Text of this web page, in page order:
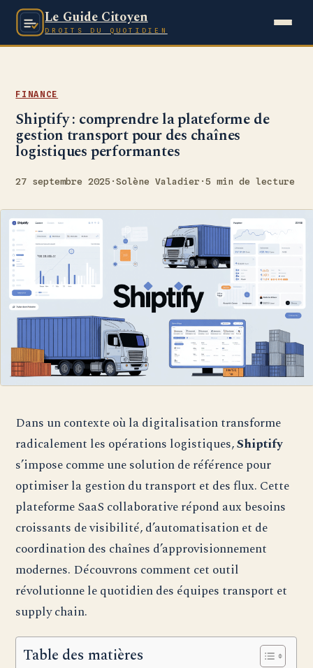
Le Guide Citoyen
DROITS DU QUOTIDIEN
FINANCE
Shiptify : comprendre la plateforme de
gestion transport pour des chaînes
logistiques performantes
27 septembre 2025 ·Solène Valadier ·5 min de lecture
Dans un contexte où la digitalisation transforme
radicalement les opérations logistiques,Shiptify
s’impose comme une solution de référence pour
optimiser la gestion du transport et des flux. Cette
plateforme SaaS collaborative répond aux besoins
croissants de visibilité, d’automatisation et de
coordination des chaînes d’approvisionnement
modernes. Découvrons comment cet outil
révolutionne le quotidien des équipes transport et
supply chain.
Table des matières